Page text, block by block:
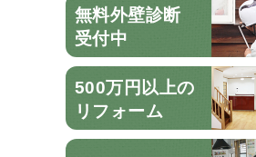
無料外壁診断
受付中
500万円以上の
リフォーム